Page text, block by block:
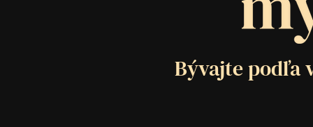
Bývajte podľa